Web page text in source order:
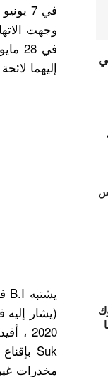
في 7
في
إليهما
مخدرات